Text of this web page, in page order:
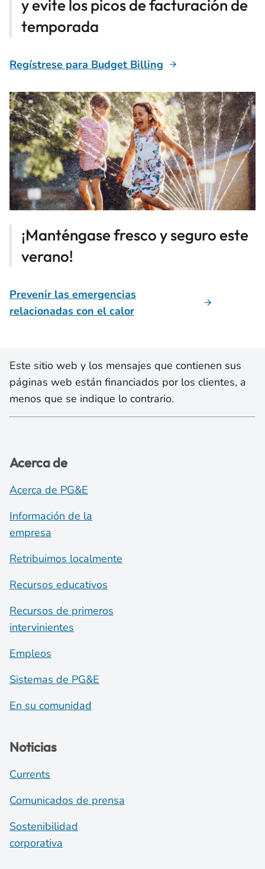
y evite los picos de facturación de
temporada
Regístrese para Budget Billing
¡Manténgase fresco y seguro este
verano!
Prevenir las emergencias
relacionadas con el calor
Este sitio web y los mensajes que contienen sus
páginas web están financiados por los clientes, a
menos que se indique lo contrario.
Acerca de
Acerca de PG&E
Información de la
empresa
Retribuimos localmente
Recursos educativos
Recursos de primeros
intervinientes
Empleos
Sistemas de PG&E
En su comunidad
Noticias
Currents
Comunicados de prensa
Sostenibilidad
corporativa